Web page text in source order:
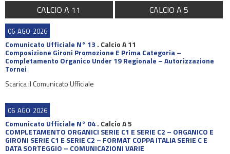
CALCIO A 11 CALCIO A 5
06 AGO 2026
Comunicato Ufficiale N° 13 . Calcio A 11
Composizione Gironi Promozione E Prima Categoria –
Completamento Organico Under 19 Regionale – Autorizzazione
Tornei
Scarica il Comunicato Ufficiale
06 AGO 2026
Comunicato Ufficiale N° 04. Calcio A 5
COMPLETAMENTO ORGANICI SERIE C1 E SERIE C2 – ORGANICO E
GIRONI SERIE C1 E SERIE C2 – FORMAT COPPA ITALIA SERIE C E
DATA SORTEGGIO – COMUNICAZIONI VARIE